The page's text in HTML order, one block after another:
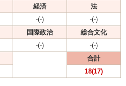
経済
法
-(-)
-(-)
国際政治
総合文化
-(-)
-(-)
合計
18(17)